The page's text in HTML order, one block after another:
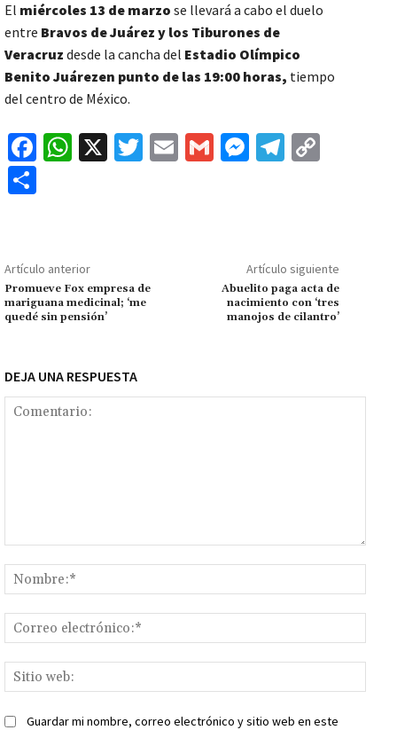
El miércoles 13 de marzo se llevará a cabo el duelo
entre Bravos de Juárez y los Tiburones de
Veracruz desde la cancha del Estadio Olímpico
Benito Juárezen punto de las 19:00 horas, tiempo
del centro de México.
Fa
o
k
W
p
p
X
T
E
G
M
ge
r
Te
m Li
n
k
p
ar
tir
Artículo anterior
Promueve Fox empresa de
mariguana medicinal; ‘me
quedé sin pensión’
Artículo siguiente
Abuelito paga acta de
nacimiento con ‘tres
manojos de cilantro’
DEJA UNA RESPUESTA
web:
Guardar mi nombre, correo electrónico y sitio web en este